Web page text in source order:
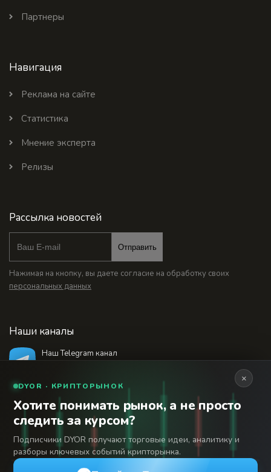
Партнеры
Навигация
Реклама на сайте
Статистика
Мнение эксперта
Релизы
Рассылка новостей
Отправить
Нажимая на кнопку, вы даете согласие на обработку своих
персональных данных
Наши каналы
Наш Telegram канал
18+
© 2026 Финансовый интернет-портал «Банки
Сегодня». Используя сайт BanksToday.net вы
соглашаетесь с
Сетевое издание «Банки Сегодня» зарегистрировано
Федеральной службой по надзору в сфере связи,
×
DYOR · КРИПТОРЫНОК
Хотите понимать рынок, а не просто
следить за курсом?
Подписчики DYOR получают торговые идеи, аналитику и
разборы ключевых событий крипторынка.